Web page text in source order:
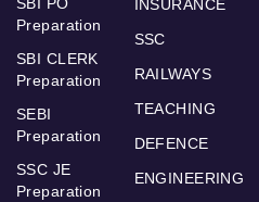
Preparation
SBI CLERK
Preparation
SEBI
Preparation
SSC JE
Preparation
INSURANCE
SSC
RAILWAYS
TEACHING
DEFENCE
ENGINEERING